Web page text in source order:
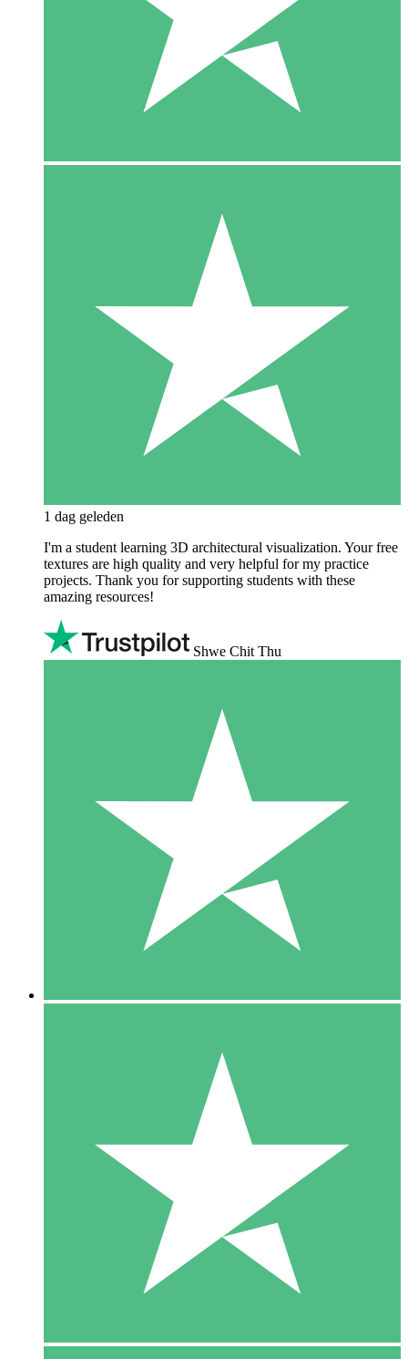
1 dag geleden
I'm a student learning 3D architectural visualization. Your free
textures are high quality and very helpful for my practice
projects. Thank you for supporting students with these
amazing resources!
Shwe Chit Thu